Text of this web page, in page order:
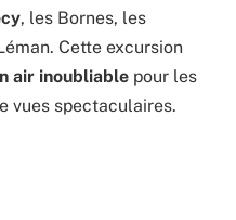
, les Bornes, les
Cette excursion
air inoubliable pour les
vues spectaculaires.